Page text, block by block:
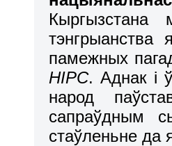
тэнгрыанства
памежных
НІРС. Аднак і
народ
сапраўдным
стаўленьне да